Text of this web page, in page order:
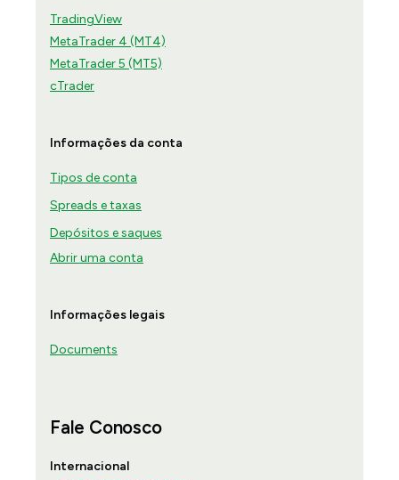
TradingView
MetaTrader 4 (MT4)
MetaTrader 5 (MT5)
cTrader
Informações da conta
Tipos de conta
Spreads e taxas
Depósitos e saques
Abrir uma conta
Informações legais
Documents
Fale Conosco
Internacional